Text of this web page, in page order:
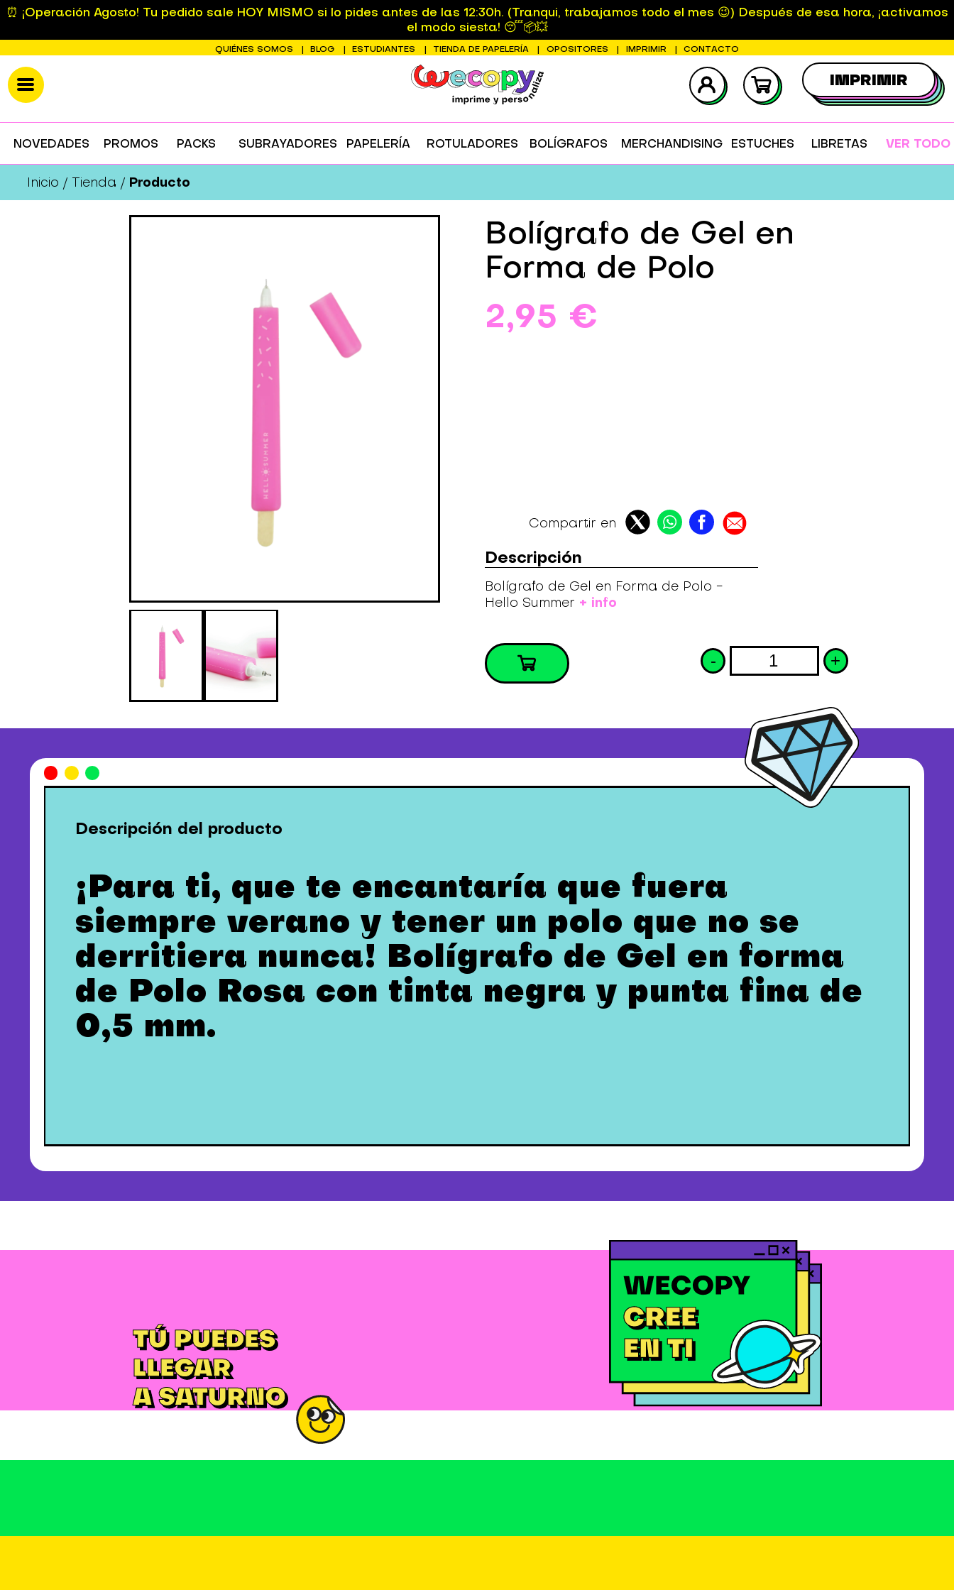
⏰ ¡Operación Agosto! Tu pedido sale HOY MISMO si lo pides antes de las 12:30h. (Tranqui, trabajamos todo el mes 😉) Después de esa hora, ¡activamos
el modo siesta! 😴📦💥
QUIÉNES SOMOS BLOG ESTUDIANTES TIENDA DE PAPELERÍA OPOSITORES IMPRIMIR CONTACTO
IMPRIMIR
NOVEDADES PROMOS PACKS SUBRAYADORES PAPELERÍA ROTULADORES BOLÍGRAFOS MERCHANDISING ESTUCHES LIBRETAS VER TODO
Inicio Tienda Producto
Bolígrafo de Gel en
Forma de Polo
2,95 €
Compartir en
Descripción
Bolígrafo de Gel en Forma de Polo -
Hello Summer + info
- +
Descripción del producto
¡Para ti, que te encantaría que fuera
siempre verano y tener un polo que no se
derritiera nunca! Bolígrafo de Gel en forma
de Polo Rosa con tinta negra y punta fina de
0,5 mm.